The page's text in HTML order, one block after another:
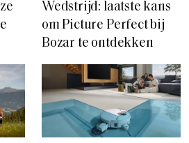
Wedstrijd: laatste kans
om Picture Perfect bij
Bozar te ontdekken